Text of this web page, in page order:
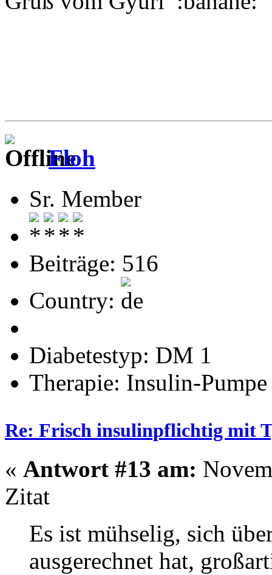
Floh
Sr. Member
Beiträge: 516
Country:
Diabetestyp: DM 1
Therapie: Insulin-Pumpe
Re: Frisch insulinpflichtig mit
« Antwort #13 am:
Zitat
Es ist mühselig, sich
ausgerechnet hat,